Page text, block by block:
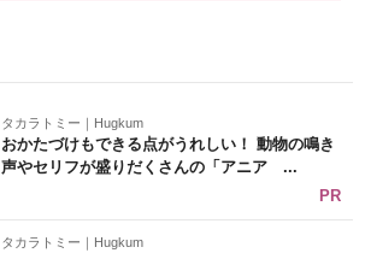
タカラトミー｜Hugkum
おかたづけもできる点がうれしい！ 動物の鳴き
声やセリフが盛りだくさんの「アニア ...
PR
タカラトミー｜Hugkum